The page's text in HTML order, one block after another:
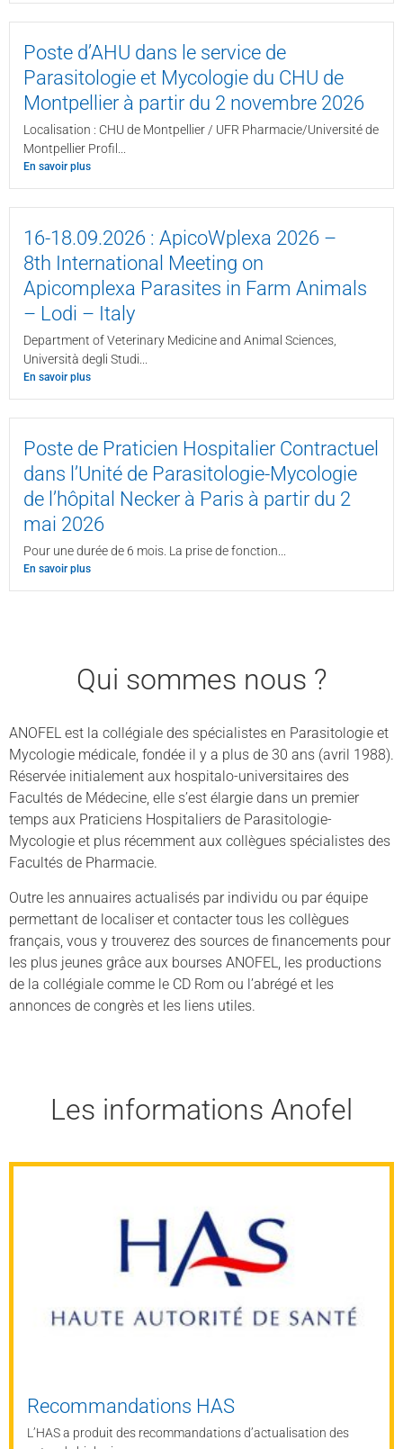
Poste d’AHU dans le service de
Parasitologie et Mycologie du CHU de
Montpellier à partir du 2 novembre 2026
Localisation : CHU de Montpellier / UFR Pharmacie/Université de
Montpellier Profil...
En savoir plus
16-18.09.2026 : ApicoWplexa 2026 –
8th International Meeting on
Apicomplexa Parasites in Farm Animals
– Lodi – Italy
Department of Veterinary Medicine and Animal Sciences,
Università degli Studi...
En savoir plus
Poste de Praticien Hospitalier Contractuel
dans l’Unité de Parasitologie-Mycologie
de l’hôpital Necker à Paris à partir du 2
mai 2026
Pour une durée de 6 mois. La prise de fonction...
En savoir plus
Qui sommes nous ?
ANOFEL est la collégiale des spécialistes en Parasitologie et
Mycologie médicale, fondée il y a plus de 30 ans (avril 1988).
Réservée initialement aux hospitalo-universitaires des
Facultés de Médecine, elle s’est élargie dans un premier
temps aux Praticiens Hospitaliers de Parasitologie-
Mycologie et plus récemment aux collègues spécialistes des
Facultés de Pharmacie.
Outre les annuaires actualisés par individu ou par équipe
permettant de localiser et contacter tous les collègues
français, vous y trouverez des sources de financements pour
les plus jeunes grâce aux bourses ANOFEL, les productions
de la collégiale comme le CD Rom ou l’abrégé et les
annonces de congrès et les liens utiles.
Les informations Anofel
Recommandations HAS
L’HAS a produit des recommandations d’actualisation des